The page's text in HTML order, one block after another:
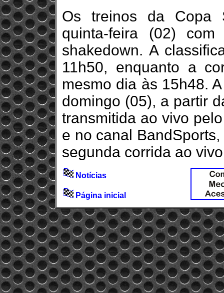
Os treinos da Copa
quinta-feira (02)
shakedown. A
11h50, enquanto a
mesmo dia às 15h48.
domingo (05), a partir
transmitida ao vivo
e no canal
segunda corrida ao
Notícias
Página inicial